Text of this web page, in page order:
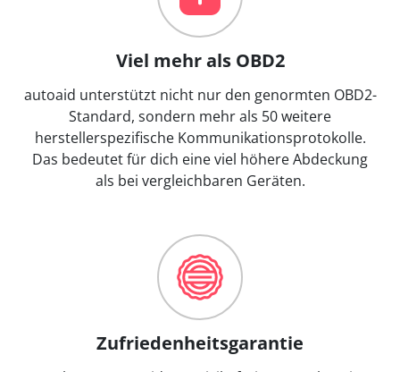
Viel mehr als OBD2
autoaid unterstützt nicht nur den genormten OBD2-
Standard, sondern mehr als 50 weitere
herstellerspezifische Kommunikationsprotokolle.
Das bedeutet für dich eine viel höhere Abdeckung
als bei vergleichbaren Geräten.
Zufriedenheitsgarantie